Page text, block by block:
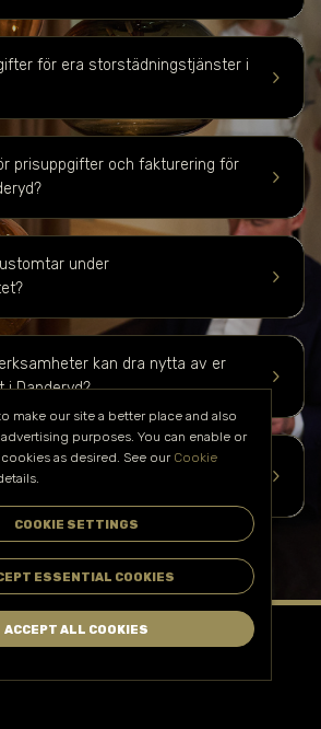
keyboard_arrow_right
för era storstädningstjänster i
keyboard_arrow_right
prisuppgifter och fakturering för
?
keyboard_arrow_right
under
keyboard_arrow_right
kan dra nytta av er
iDanderyd?
keyboard_arrow_right
storstädningstjänst iDanderyd
SERVICE AB
make our site a better place and also
purposes. You can enable or
as desired. See our Cookie
COOKIE SETTINGS
ESSENTIAL COOKIES
ACCEPT ALL COOKIES